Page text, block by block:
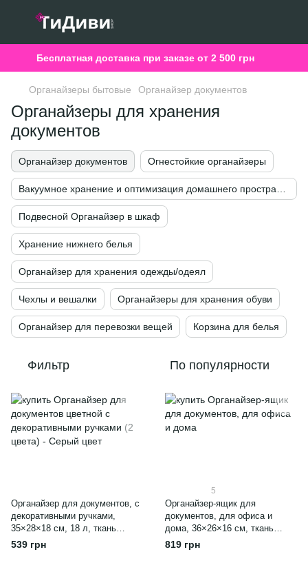
Бесплатная доставка при заказе от 2 500 грн
Органайзеры бытовые Органайзер документов
Органайзеры для хранения
документов
Органайзер документов Огнестойкие органайзеры
Подвесной Органайзер в шкаф
Хранение нижнего белья
Органайзер для хранения одежды/одеял
Чехлы и вешалки Органайзеры для хранения обуви
Органайзер для перевозки вещей Корзина для белья
Фильтр По популярности
Органайзер для документов, с
декоративными ручками,
35×28×18 см, 18 л, ткань
Оксфорд, серый
539 грн
5
Органайзер-ящик для
документов, для офиса и
дома, 36×26×16 см, ткань
Оксфорд, с крышкой и
ручками, серый
819 грн